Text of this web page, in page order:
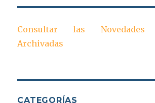
Consultar las Novedades
Archivadas
CATEGORÍAS